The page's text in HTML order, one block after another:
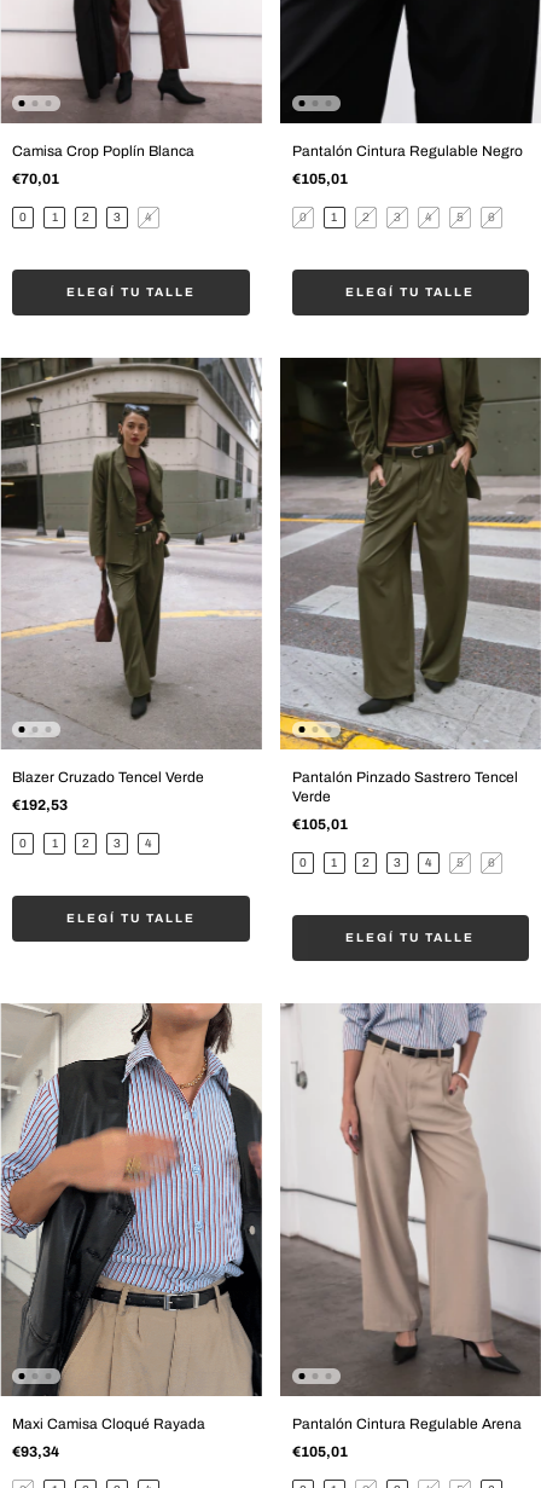
Camisa Crop Poplín Blanca
€70,01
0 1 2 3 4
ELEGÍ TU TALLE
Pantalón Cintura Regulable Negro
€105,01
0 1 2 3 4 5 6
ELEGÍ TU TALLE
Blazer Cruzado Tencel Verde
€192,53
0 1 2 3 4
ELEGÍ TU TALLE
Pantalón Pinzado Sastrero Tencel
Verde
€105,01
0 1 2 3 4 5 6
ELEGÍ TU TALLE
Maxi Camisa Cloqué Rayada
€93,34
Pantalón Cintura Regulable Arena
€105,01